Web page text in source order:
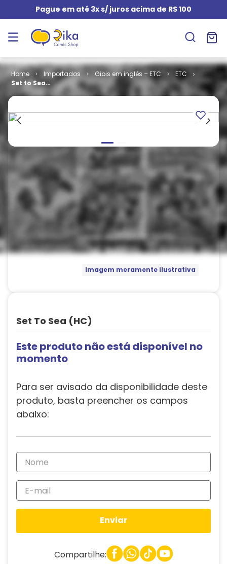
Pague em até 3x s/ juros acima de R$ 100
Importados Gibis em inglês – ETC
ETC
Set to Sea
(HC)
Imagem meramente ilustrativa
Set To Sea (HC)
Este produto não está disponível no
momento
Para ser avisado da disponibilidade deste
produto, basta preencher os campos
abaixo:
Enviar
Compartilhe: